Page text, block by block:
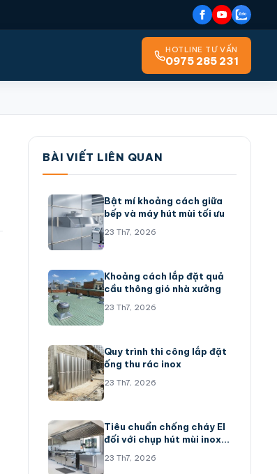
HOTLINE TƯ VẤN
0975 285 231
BÀI VIẾT LIÊN QUAN
Bật mí khoảng cách giữa
bếp và máy hút mùi tối ưu
23 Th7, 2026
Khoảng cách lắp đặt quả
cầu thông gió nhà xưởng
23 Th7, 2026
Quy trình thi công lắp đặt
ống thu rác inox
23 Th7, 2026
Tiêu chuẩn chống cháy EI
đối với chụp hút mùi inox
23 Th7, 2026